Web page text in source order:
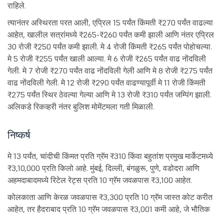
राहिले.
त्यानंतर अस्थिरता परत आली, एप्रिल 15 पर्यंत किंमती ₹270 पर्यंत वाढल्या
आहेत, खालील सत्रांमध्ये ₹265-₹260 पर्यंत कमी झाली आणि नंतर एप्रिल
30 रोजी ₹250 पर्यंत कमी झाली. मे 4 रोजी किंमती ₹265 पर्यंत पोहोचल्या.
मे 5 रोजी ₹255 पर्यंत खाली आल्या. मे 6 रोजी ₹265 पर्यंत वाढ नोंदविली
गेली. मे 7 रोजी ₹270 पर्यंत वाढ नोंदविली गेली आणि मे 8 रोजी ₹275 पर्यंत
वाढ नोंदविली गेली. मे 12 रोजी ₹290 पर्यंत वाढण्यापूर्वी मे 11 रोजी किंमती
₹275 पर्यंत स्थिर ठेवल्या गेल्या आणि मे 13 रोजी ₹310 पर्यंत जम्पिंग झाली.
अलिकडे रिकव्हरी नंतर बुलिश मोमेंटमला गती मिळाली.
निष्कर्ष
मे 13 पर्यंत, चांदीची किंमत प्रति ग्रॅम ₹310 किंवा बहुतांश प्रमुख मार्केटमध्ये
₹3,10,000 प्रति किलो आहे. मुंबई, दिल्ली, बंगळुरू, पुणे, वडोदरा आणि
अहमदाबादमध्ये रिटेल रेट्स प्रति 10 ग्रॅम जवळपास ₹3,100 आहेत.
कोलकाता आणि केरळ जवळपास ₹3,300 प्रति 10 ग्रॅम जास्त कोट करीत
आहेत, तर हैदराबाद प्रति 10 ग्रॅम जवळपास ₹3,001 कमी आहे, जे भौतिक